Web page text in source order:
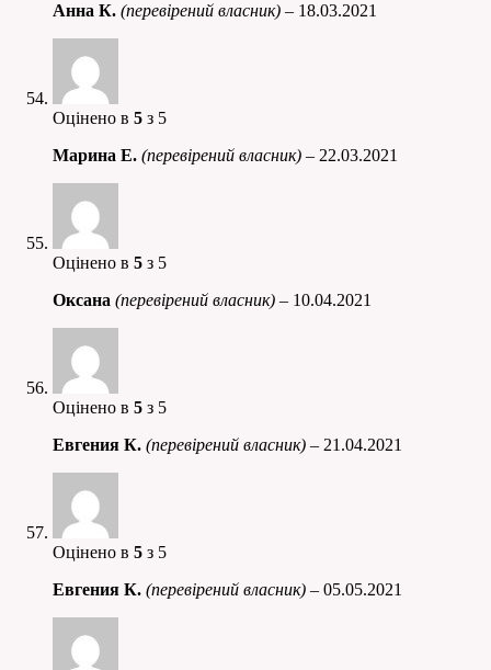
Анна К. (перевірений власник) – 18.03.2021
Оцінено в 5 з 5
Марина Е. (перевірений власник) – 22.03.2021
Оцінено в 5 з 5
Оксана (перевірений власник) – 10.04.2021
Оцінено в 5 з 5
Евгения К. (перевірений власник) – 21.04.2021
Оцінено в 5 з 5
Евгения К. (перевірений власник) – 05.05.2021